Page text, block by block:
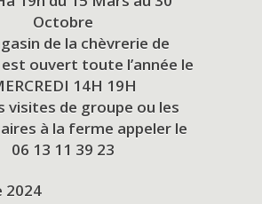
Octobre
de la chèvrerie de
est ouvert toute l’année le
14H 19H
visites de groupe ou les
à la ferme appeler le
06 13 11 39 23
2024